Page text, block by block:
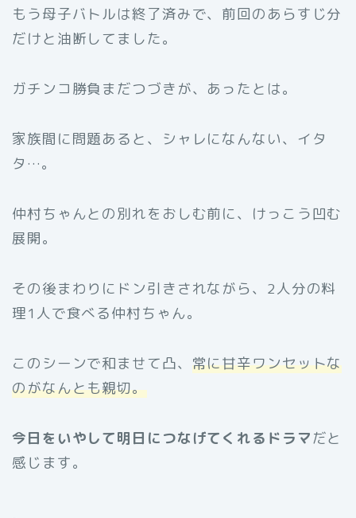
もう母子バトルは終了済みで、前回のあらすじ分
だけと油断してました。
ガチンコ勝負まだつづきが、あったとは。
家族間に問題あると、シャレになんない、イタ
タ…。
仲村ちゃんとの別れをおしむ前に、けっこう凹む
展開。
その後まわりにドン引きされながら、2人分の料
理1人で食べる仲村ちゃん。
このシーンで和ませて凸、 常に甘辛ワンセットな
のがなんとも親切。
今日をいやして明日につなげてくれるドラマだと
感じます。